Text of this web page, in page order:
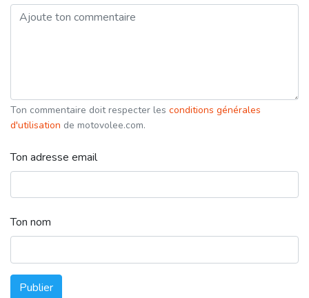
Ton commentaire doit respecter les conditions générales
d'utilisation de motovolee.com.
Ton adresse email
Ton nom
Publier